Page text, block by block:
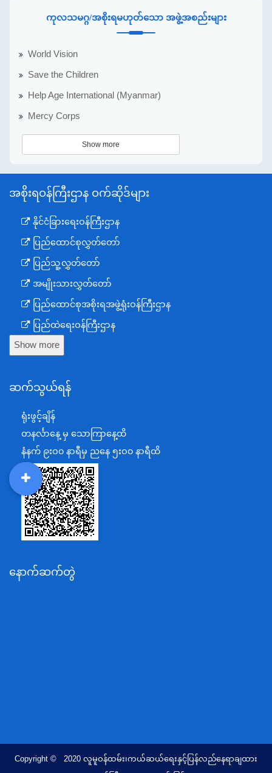
ကုလသမဂ္ဂ/အစိုးရမဟုတ်သော အဖွဲ့အစည်းများ
World Vision
Save the Children
Help Age International (Myanmar)
Mercy Corps
Show more
အစိုးရဝန်ကြီးဌာန ဝက်ဆိုဒ်များ
နိုင်ငံခြားရေးဝန်ကြီးဌာန
ပြည်ထောင်စုလွှတ်တော်
ပြည်သူ့လွှတ်တော်
အမျိုးသားလွှတ်တော်
ပြည်ထောင်စုအစိုးရအဖွဲ့ရုံးဝန်ကြီးဌာန
ပြည်ထဲရေးဝန်ကြီးဌာန
ကာကွယ်ရေးဝန်ကြီးဌာန
စီမံကိန်း၊ဘဏ္ဍာရေးနှင့်စက်မှုဝန်ကြီးဌာန
အပြည်ပြည်ဆိုင်ရာပူးပေါင်းဆောင်ရွက်ရေးဝန်ကြီးဌာန
ပြန်ကြားရေးဝန်ကြီးဌာန
သာသနာရေးနှင့် ယဉ်ကျေးမှုဝန်ကြီးဌာန
စိုက်ပျိုးရေး၊မွေးမြူရေးနှင့်ဆည်မြောင်းဝန်ကြီးဌာန
ပို့ဆောင်ရေးနှင့်ဆက်သွယ်ရေးဝန်ကြီးဌာန
သယံဇာတနှင့်ပတ်ဝန်းကျင်ထိန်းသိမ်းရေးဝန်ကြီးဌာန
အလုပ်သမား၊လူဝင်မှုကြီးကြပ်ရေးနှင့်ပြည်သူ့အင်အား
တိုင်းရင်းသားလူမျိုးရေးရာဝန်ကြီးဌာန
Show more
ဆက်သွယ်ရန်
ရုံးဖွင့်ချိန်
တနင်္လာနေ့ မှ သောကြာနေ့ထိ
နံနက် ၉းဝ၀ နာရီမှ ညနေ ၅းဝ၀ နာရီထိ
နောက်ဆက်တွဲ
Copyright © 2020 လူမူဝန်ထမ်း၊ကယ်ဆယ်ရေးနှင့်ပြန်လည်နေရာချထား
DDM